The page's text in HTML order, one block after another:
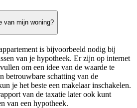
van mijn woning?
is bijvoorbeeld nodig bij
van je hypotheek. Er zijn op internet
om een idee van de waarde te
betrouwbare schatting van de
je het beste een makelaar inschakelen.
van de taxatie later ook kunt
van een hypotheek.